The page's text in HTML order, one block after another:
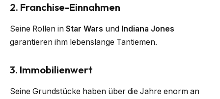
2. Franchise-Einnahmen
Seine Rollen in Star Wars und Indiana Jones
garantieren ihm lebenslange Tantiemen.
3. Immobilienwert
Seine Grundstücke haben über die Jahre enorm an